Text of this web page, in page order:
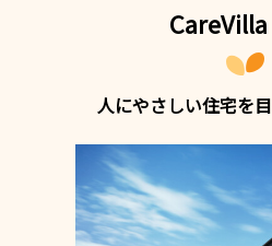
人にやさしい住宅を